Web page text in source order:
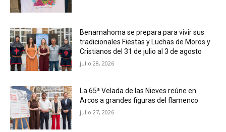
Benamahoma se prepara para vivir sus
tradicionales Fiestas y Luchas de Moros y
Cristianos del 31 de julio al 3 de agosto
julio 28, 2026
La 65ª Velada de las Nieves reúne en
Arcos a grandes figuras del flamenco
julio 27, 2026